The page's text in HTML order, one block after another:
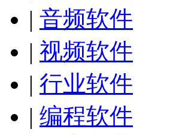
| 音频软件
| 视频软件
| 行业软件
| 编程软件